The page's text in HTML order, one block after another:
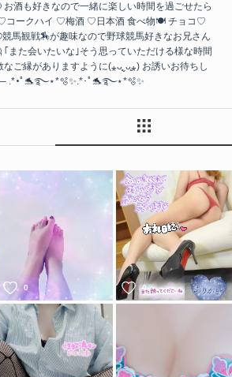
酒も好きなので一緒に楽しい時間を過ごせたら
コークハイ ♡梅酒 ♡日本酒 食べ物🍽 チョコ♡
馬観戦🏇が趣味なので野球競馬好きなお兄さん
｢また会いたいな｣そう思っていただける様な時間
ご縁がありますように(⁎ᴗ͈ˬᴗ͈⁎) お誘いお待ちし
.*･ﾟ🐬࿐⋆*🫧✨.*･ﾟ🐬࿐⋆*🫧✨
0 0